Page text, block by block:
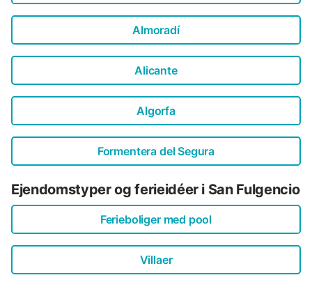
Almoradí
Alicante
Algorfa
Formentera del Segura
Ejendomstyper og ferieidéer i San Fulgencio
Ferieboliger med pool
Villaer